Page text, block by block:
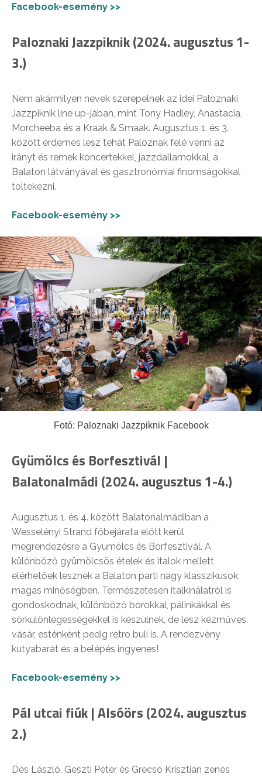
Facebook-esemény >>
Paloznaki Jazzpiknik (2024. augusztus 1-
3.)
Nem akármilyen nevek szerepelnek az idei Paloznaki
Jazzpiknik line up-jában, mint Tony Hadley, Anastacia,
Morcheeba és a Kraak & Smaak. Augusztus 1. és 3.
között érdemes lesz tehát Paloznak felé venni az
irányt és remek koncertekkel, jazzdallamokkal, a
Balaton látványával és gasztronómiai finomságokkal
töltekezni.
Facebook-esemény >>
Fotó: Paloznaki Jazzpiknik Facebook
Gyümölcs és Borfesztivál |
Balatonalmádi (2024. augusztus 1-4.)
Augusztus 1. és 4. között Balatonalmádiban a
Wesselényi Strand főbejárata előtt kerül
megrendezésre a Gyümölcs és Borfesztivál. A
különböző gyümölcsös ételek és italok mellett
elérhetőek lesznek a Balaton parti nagy klasszikusok,
magas minőségben. Természetesen italkínálatról is
gondoskodnak, különböző borokkal, pálinkákkal és
sörkülönlegességekkel is készülnek, de lesz kézműves
vásár, esténként pedig retro buli is. A rendezvény
kutyabarát és a belépés ingyenes!
Facebook-esemény >>
Pál utcai fiúk | Alsóörs (2024. augusztus
2.)
Dés László, Geszti Péter és Grecsó Krisztián zenés